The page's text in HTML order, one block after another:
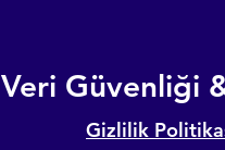
Veri Güvenliği
Gizlilik